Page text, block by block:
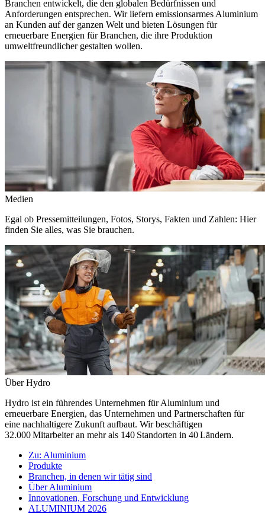
Branchen entwickelt, die den globalen Bedürfnissen und
Anforderungen entsprechen. Wir liefern emissionsarmes Aluminium
an Kunden auf der ganzen Welt und bieten Lösungen für
erneuerbare Energien für Branchen, die ihre Produktion
umweltfreundlicher gestalten wollen.
Medien
Egal ob Pressemitteilungen, Fotos, Storys, Fakten und Zahlen: Hier
finden Sie alles, was Sie brauchen.
Über Hydro
Hydro ist ein führendes Unternehmen für Aluminium und
erneuerbare Energien, das Unternehmen und Partnerschaften für
eine nachhaltigere Zukunft aufbaut. Wir beschäftigen
32.000 Mitarbeiter an mehr als 140 Standorten in 40 Ländern.
Zu: Aluminium
Produkte
Branchen, in denen wir tätig sind
Über Aluminium
Innovationen, Forschung und Entwicklung
ALUMINIUM 2026